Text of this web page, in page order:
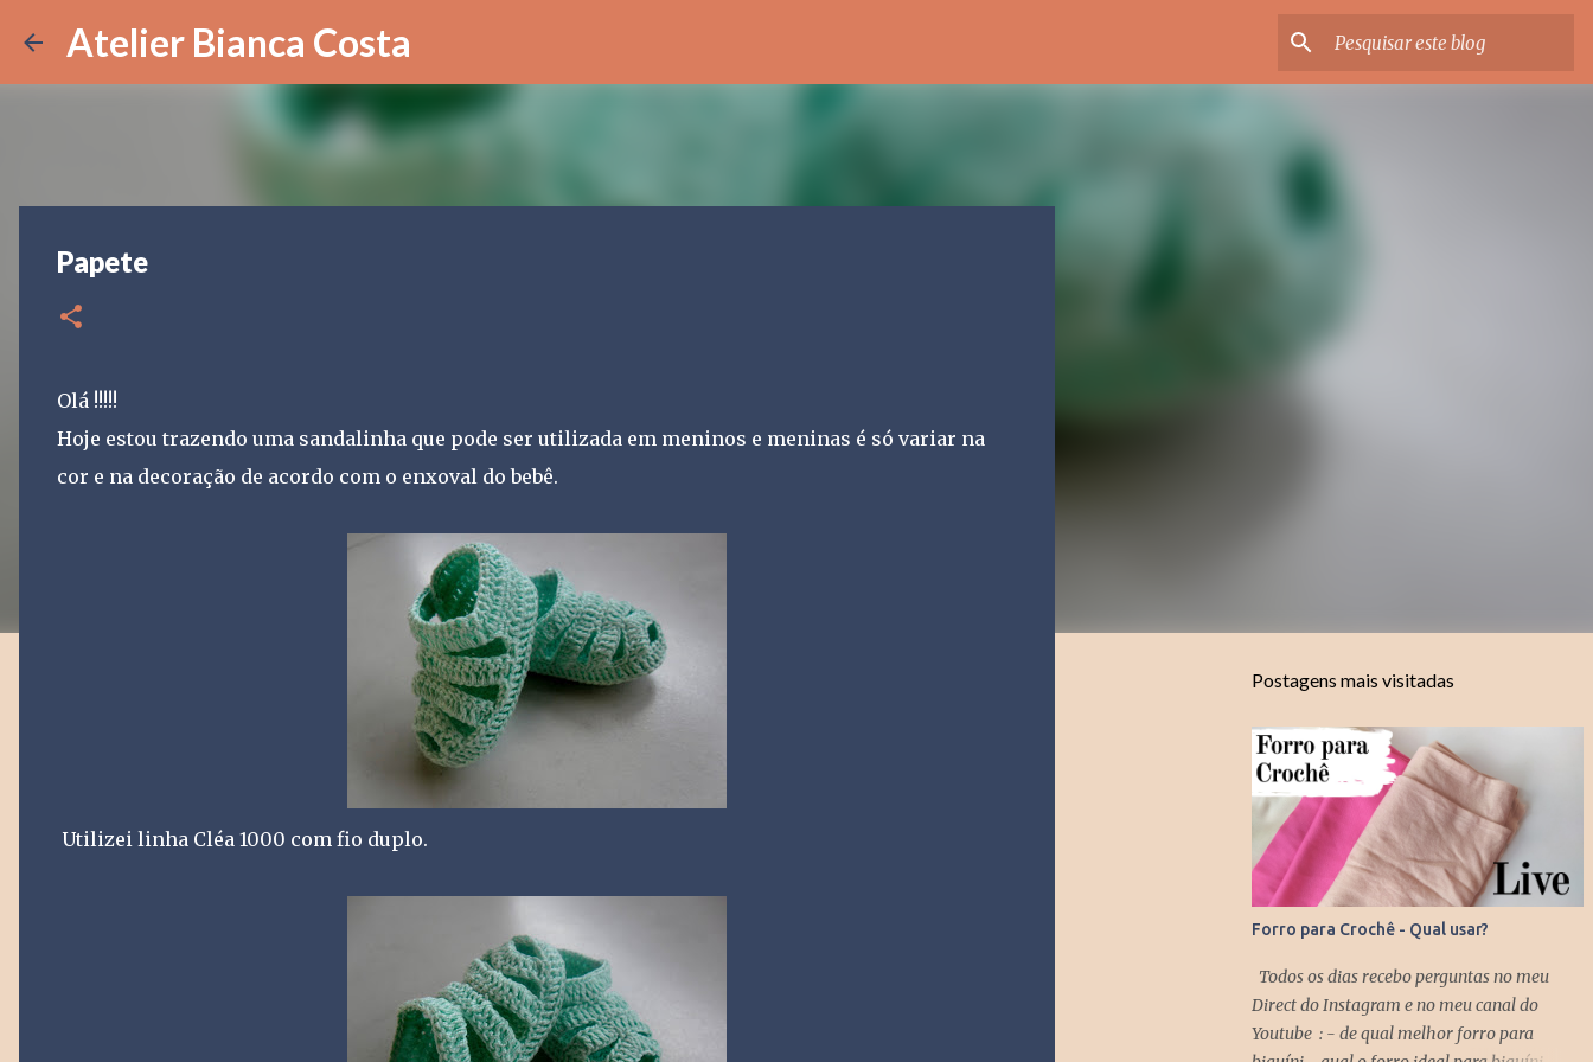
Atelier Bianca Costa
Papete
Olá !!!!!
Hoje estou trazendo uma sandalinha que pode ser utilizada em meninos e meninas é só variar na
cor e na decoração de acordo com o enxoval do bebê.
Utilizei linha Cléa 1000 com fio duplo.
Postagens mais visitadas
Forro para Crochê - Qual usar?
Todos os dias recebo perguntas no meu
Direct do Instagram e no meu canal do
Youtube : - de qual melhor forro para